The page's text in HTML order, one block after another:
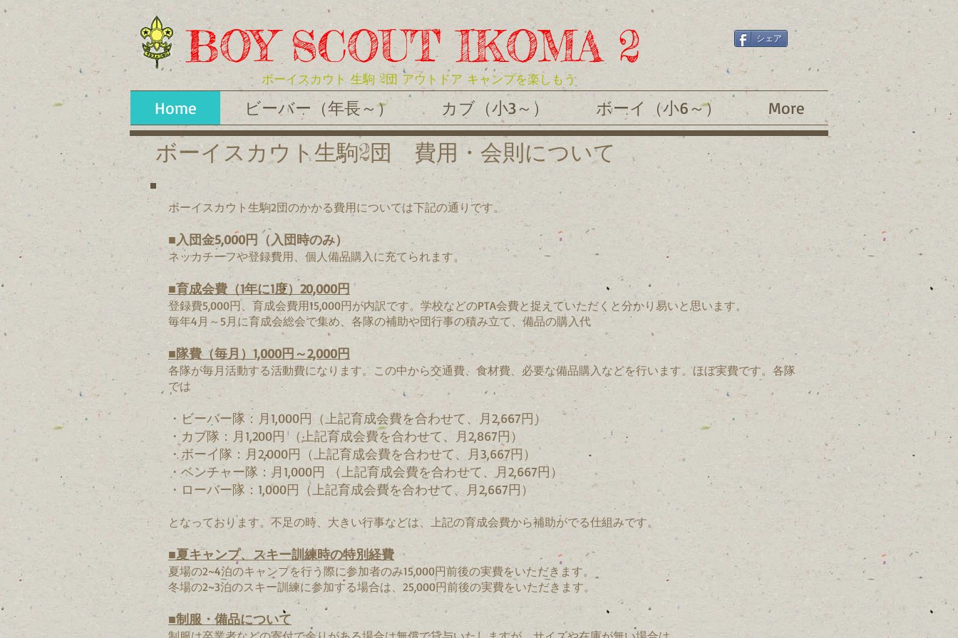
BOY SCOUT IKOMA 2 シェア
ボーイスカウト 生駒 2団 アウトドア キャンプを楽しもう
Home ビーバー（年長～） カブ（小3～） ボーイ（小6～） More
ボーイスカウト生駒2団 費用・会則について
ボーイスカウト生駒2団のかかる費用については下記の通りです。
■入団金5,000円（入団時のみ）
ネッカチーフや登録費用、個人備品購入に充てられます。
■育成会費（1年に1度）20,000円
登録費5,000円、育成会費用15,000円が内訳です。 学校などのPTA会費と捉えていただくと分かり易いと思います。
毎年4月～5月に育成会総会で集め、各隊の補助や団行事の積み立て、備品の購入代
■隊費（毎月）1,000円～2,000円
各隊が毎月活動する活動費になります。この中から交通費、食材費、必要な備品購入などを行います。ほぼ実費です。各隊
では
・ビーバー隊：月1,000円（上記育成会費を合わせて、月2,667円）
・カブ隊：月1,200円 （上記育成会費を合わせて、月2,867円）
・ボーイ隊：月2,000円（上記育成会費を合わせて、月3,667円）
・ベンチャー隊：月1,000円 （上記育成会費を合わせて、月2,667円）
・ローバー隊：1,000円（上記育成会費を合わせて、月2,667円）
となっております。不足の時、大きい行事などは、上記の育成会費から補助がでる仕組みです。
■夏キャンプ、スキー訓練時の特別経費
夏場の2~4泊のキャンプを行う際に参加者のみ15,000円前後の実費をいただきます。
冬場の2~3泊のスキー訓練に参加する場合は、25,000円前後の実費をいただきます。
■制服・備品について